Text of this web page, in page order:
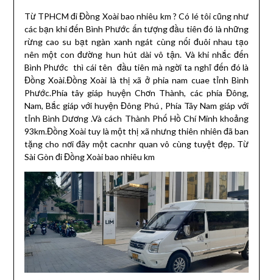
Từ TPHCM đi Đồng Xoài bao nhiêu km ?Có lé tôi cũng như
các bạn khi đến Bình Phước ấn tượng đầu tiên đó là những
rừng cao su bạt ngàn xanh ngát cùng nối đuôi nhau tạo
nên một con đường hun hút dài vô tận. Và khi nhắc đến
Bình Phước thì cái tên đầu tiên mà ngời ta nghĩ đến đó là
Đồng Xoài.Đồng Xoài là thị xã ở phia nam cuae tỉnh Bình
Phước.Phía tây giáp huyện Chơn Thành, các phía Đông,
Nam, Bắc giáp với huyện Đông Phú , Phía Tây Nam giáp với
tỉnh Bình Dương .Và cách Thành Phố Hồ Chí Minh khoảng
93km.Đồng Xoài tuy là một thị xã nhưng thiên nhiên đã ban
tặng cho nơi đây một cacnhr quan vô cùng tuyệt đẹp. Từ
Sài Gòn đi Đồng Xoài bao nhiêu km